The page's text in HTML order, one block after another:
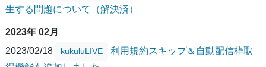
生する問題について（解決済）
2023年 02月
2023/02/18
kukuluLIVE
利用規約スキップ＆自動配信枠取